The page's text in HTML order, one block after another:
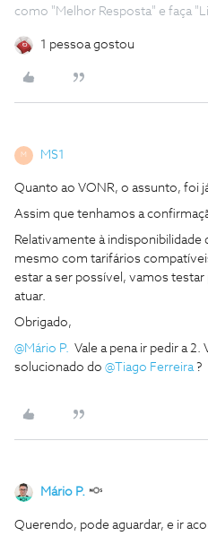
como "Melhor Resposta" e faça
1 pessoa gostou
M MS1
​Quanto ao VONR, o assunto, foi
Assim que tenhamos a
Relativamente à indisponibilidade
mesmo com tarifários
estar a ser possível, vamos
atuar.
Obrigado,
@Mário P.
Vale a pena ir pedir a
solucionado do ​ @Tiago Ferreira ?
Mário P.
Querendo, pode aguardar, e ir